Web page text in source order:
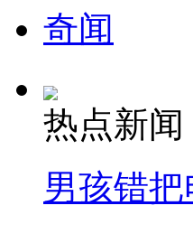
司机酒驾遇交警 急速倒
奇闻
热点新闻
男孩错